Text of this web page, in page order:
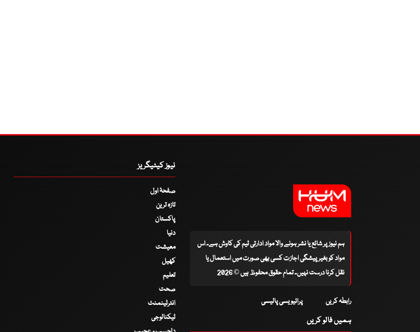
ہم نیوز پر شائع یا نشر ہونے والا مواد ادارتی ٹیم کی کاوش ہے۔ اس
مواد کو بغیر پیشگی اجازت کسی بھی صورت میں استعمال یا
نقل کرنا درست نہیں۔ تمام حقوق محفوظ ہیں © 2026
رابطہ کریں پرائیویسی پالیسی
ہمیں فالو کریں
نیوز کیٹیگریز
صفحۂ اول
تازہ ترین
پاکستان
دنیا
معیشت
کھیل
تعلیم
صحت
انٹرٹینمنٹ
ٹیکنالوجی